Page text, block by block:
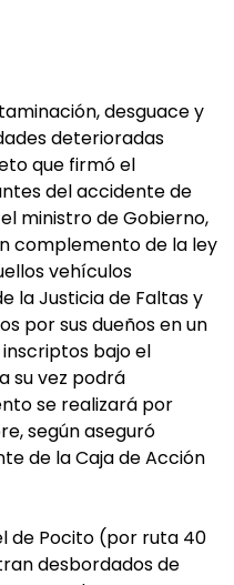
desguace y
deterioradas
que firmó el
del accidente de
ministro de Gobierno,
complemento de la ley
vehículos
la Justicia de Faltas y
por sus dueños en un
inscriptos bajo el
su vez podrá
se realizará por
según aseguró
de la Caja de Acción
de Pocito (por ruta 40
desbordados de